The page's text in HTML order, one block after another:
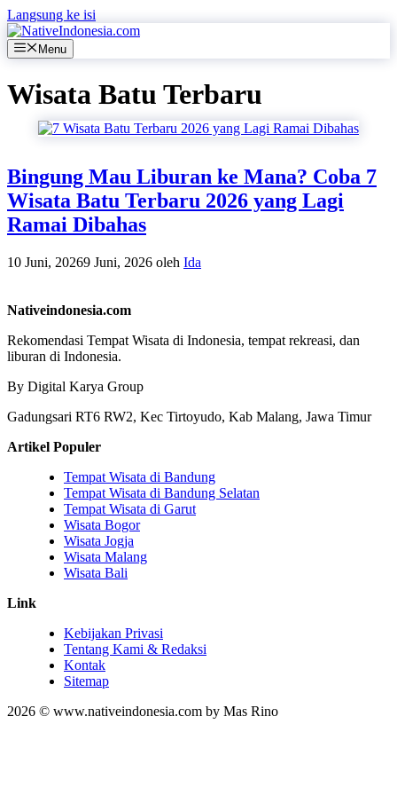
Langsung ke isi
Menu
Wisata Batu Terbaru
Bingung Mau Liburan ke Mana? Coba 7
Wisata Batu Terbaru 2026 yang Lagi
Ramai Dibahas
10 Juni, 20269 Juni, 2026 oleh Ida
Nativeindonesia.com
Rekomendasi Tempat Wisata di Indonesia, tempat rekreasi, dan
liburan di Indonesia.
By Digital Karya Group
Gadungsari RT6 RW2, Kec Tirtoyudo, Kab Malang, Jawa Timur
Artikel Populer
Tempat Wisata di Bandung
Tempat Wisata di Bandung Selatan
Tempat Wisata di Garut
Wisata Bogor
Wisata Jogja
Wisata Malang
Wisata Bali
Link
Kebijakan Privasi
Tentang Kami & Redaksi
Kontak
Sitemap
2026 © www.nativeindonesia.com by Mas Rino